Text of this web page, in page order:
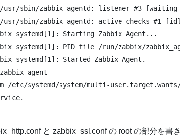
usr/sbin/zabbix_agentd: listener #3 [waiting
usr/sbin/zabbix_agentd: active checks #1
systemd[1]: Starting Zabbix Agent...
systemd[1]: PID file /run/zabbix/
systemd[1]: Started Zabbix Agent.
agent
/etc/systemd/system/multi-
と zabbix_ssl.conf の root の部分を書